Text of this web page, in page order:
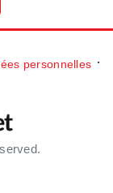
personnelles ⋅